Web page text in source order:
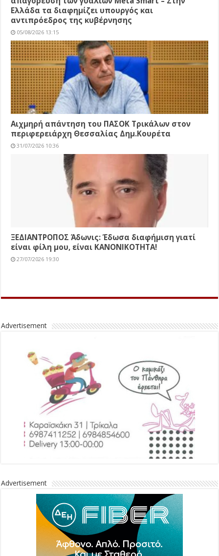
Ελλάδα τα διαφημίζει υπουργός και
αντιπρόεδρος της κυβέρνησης
05/08/2026 13:15
Αιχμηρή απάντηση του ΠΑΣΟΚ Τρικάλων στον
περιφερειάρχη Θεσσαλίας Δημ.Κουρέτα
31/07/2026 10:36
ΞΕΔΙΑΝΤΡΟΠΟΣ Άδωνις: Έδωσα διαφήμιση γιατί
είναι φίλη μου, είναι ΚΑΝΟΝΙΚΟΤΗΤΑ!
27/07/2026 19:30
Advertisement
Advertisement